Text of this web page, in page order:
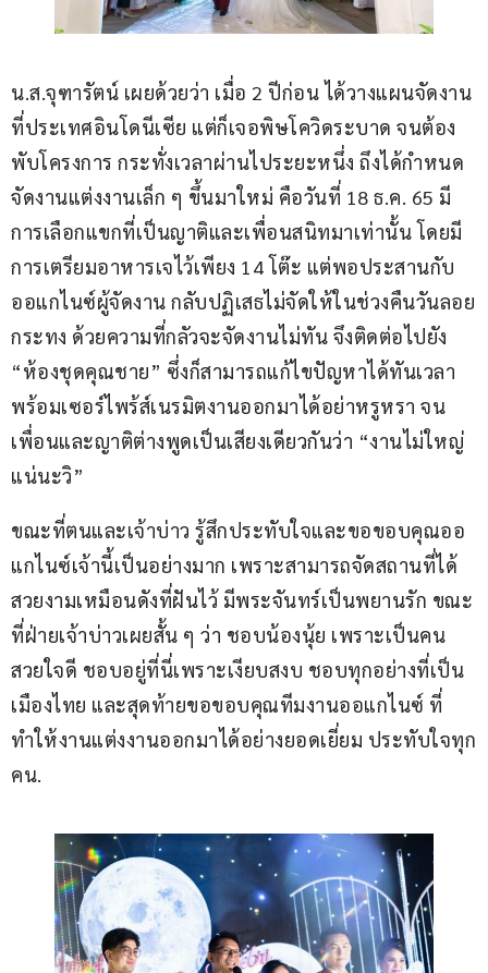
น.ส.จุฑารัตน์ เผยด้วยว่า เมื่อ 2 ปีก่อน ได้วางแผนจัดงาน
ที่ประเทศอินโดนีเซีย แต่ก็เจอพิษโควิดระบาด จนต้อง
พับโครงการ กระทั่งเวลาผ่านไประยะหนึ่ง ถึงได้กำหนด
จัดงานแต่งงานเล็ก ๆ ขึ้นมาใหม่ คือวันที่ 18 ธ.ค. 65 มี
การเลือกแขกที่เป็นญาติและเพื่อนสนิทมาเท่านั้น โดยมี
การเตรียมอาหารเจไว้เพียง 14 โต๊ะ แต่พอประสานกับ
ออแกไนซ์ผู้จัดงาน กลับปฏิเสธไม่จัดให้ในช่วงคืนวันลอย
กระทง ด้วยความที่กลัวจะจัดงานไม่ทัน จึงติดต่อไปยัง
“ห้องชุดคุณชาย” ซึ่งก็สามารถแก้ไขปัญหาได้ทันเวลา
พร้อมเซอร์ไพร้ส์เนรมิตงานออกมาได้อย่าหรูหรา จน
เพื่อนและญาติต่างพูดเป็นเสียงเดียวกันว่า “งานไม่ใหญ่
แน่นะวิ”
ขณะที่ตนและเจ้าบ่าว รู้สึกประทับใจและขอขอบคุณออ
แกไนซ์เจ้านี้เป็นอย่างมาก เพราะสามารถจัดสถานที่ได้
สวยงามเหมือนดังที่ฝันไว้ มีพระจันทร์เป็นพยานรัก ขณะ
ที่ฝ่ายเจ้าบ่าวเผยสั้น ๆ ว่า ชอบน้องนุ้ย เพราะเป็นคน
สวยใจดี ชอบอยู่ที่นี่เพราะเงียบสงบ ชอบทุกอย่างที่เป็น
เมืองไทย และสุดท้ายขอขอบคุณทีมงานออแกไนซ์ ที่
ทำให้งานแต่งงานออกมาได้อย่างยอดเยี่ยม ประทับใจทุก
คน.